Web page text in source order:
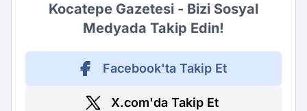
Kocatepe Gazetesi - Bizi Sosyal
Medyada Takip Edin!
Facebook'ta Takip Et
X.com'da Takip Et